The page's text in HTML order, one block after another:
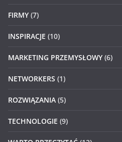
FIRMY (7)
INSPIRACJE (10)
MARKETING PRZEMYSŁOWY (6)
NETWORKERS (1)
ROZWIĄZANIA (5)
TECHNOLOGIE (9)